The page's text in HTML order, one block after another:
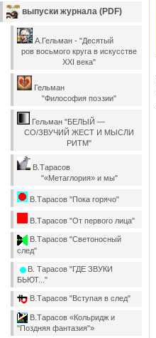
выпуски журнала (PDF)
А.Гельман - "Десятый
ров восьмого круга в искусстве
XXI века"
Гельман
"Философия поэзии"
Гельман "БЕЛЫЙ —
СО/ЗВУЧИЙ ЖЕСТ И МЫСЛИ
РИТМ"
В.Тарасов
"«Метаглория» и мы"
В.Тарасов "Пока горячо"
В.Тарасов "От первого лица"
В.Тарасов "Светоносный
след"
В. Тарасов "ГДЕ ЗВУКИ
БЬЮТ..."
В.Тарасов "Вступая в след"
В.Тарасов «Кольридж и
"Поздняя фантазия"»